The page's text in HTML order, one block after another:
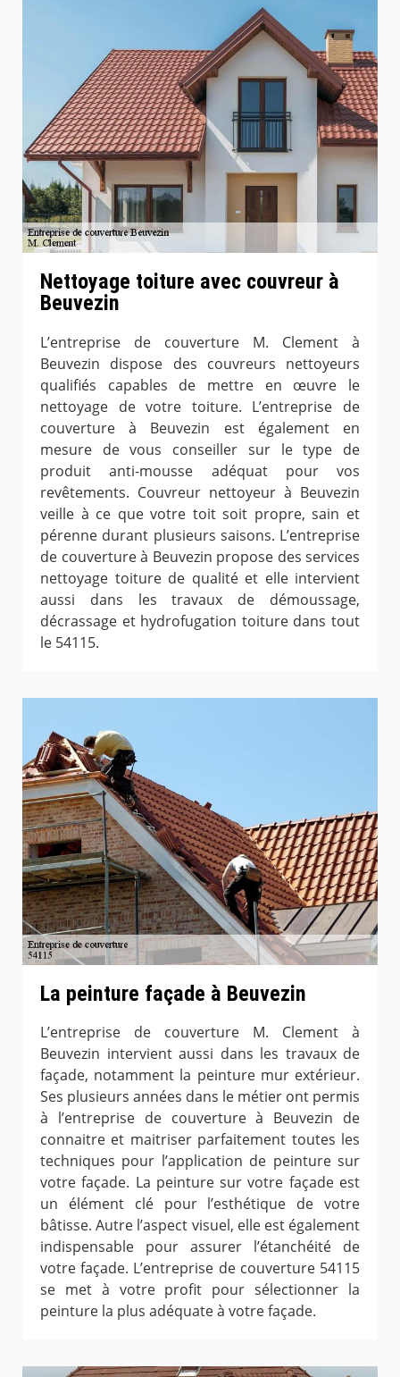
Nettoyage toiture avec couvreur à
Beuvezin
L’entreprise de couverture M. Clement à
Beuvezin dispose des couvreurs nettoyeurs
qualifiés capables de mettre en œuvre le
nettoyage de votre toiture. L’entreprise de
couverture à Beuvezin est également en
mesure de vous conseiller sur le type de
produit anti-mousse adéquat pour vos
revêtements. Couvreur nettoyeur à Beuvezin
veille à ce que votre toit soit propre, sain et
pérenne durant plusieurs saisons. L’entreprise
de couverture à Beuvezin propose des services
nettoyage toiture de qualité et elle intervient
aussi dans les travaux de démoussage,
décrassage et hydrofugation toiture dans tout
le 54115.
La peinture façade à Beuvezin
L’entreprise de couverture M. Clement à
Beuvezin intervient aussi dans les travaux de
façade, notamment la peinture mur extérieur.
Ses plusieurs années dans le métier ont permis
à l’entreprise de couverture à Beuvezin de
connaitre et maitriser parfaitement toutes les
techniques pour l’application de peinture sur
votre façade. La peinture sur votre façade est
un élément clé pour l’esthétique de votre
bâtisse. Autre l’aspect visuel, elle est également
indispensable pour assurer l’étanchéité de
votre façade. L’entreprise de couverture 54115
se met à votre profit pour sélectionner la
peinture la plus adéquate à votre façade.